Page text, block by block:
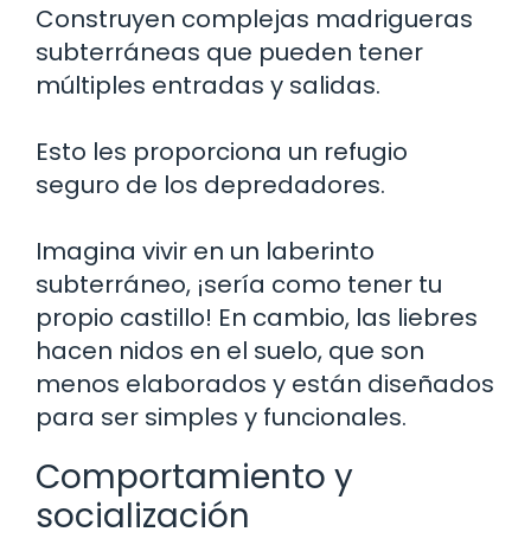
Construyen complejas madrigueras
subterráneas que pueden tener
múltiples entradas y salidas.
Esto les proporciona un refugio
seguro de los depredadores.
Imagina vivir en un laberinto
subterráneo, ¡sería como tener tu
propio castillo! En cambio, las liebres
hacen nidos en el suelo, que son
menos elaborados y están diseñados
para ser simples y funcionales.
Comportamiento y
socialización